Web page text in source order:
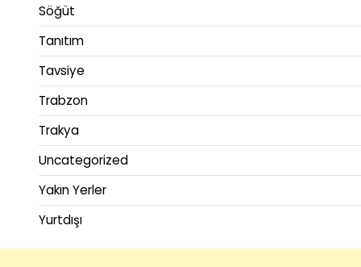
Söğüt
Tanıtım
Tavsiye
Trabzon
Trakya
Uncategorized
Yakın Yerler
Yurtdışı